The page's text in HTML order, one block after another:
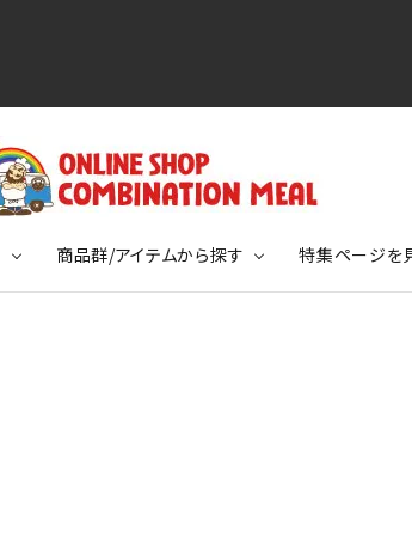
商品群/アイテムから探す 特集ページを